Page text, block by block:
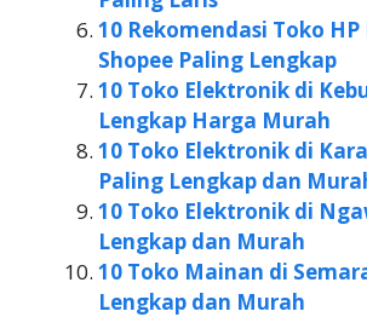
10 Rekomendasi Toko
Shopee Paling Lengkap
10 Toko Elektronik di
Lengkap Harga Murah
10 Toko Elektronik di
Paling Lengkap dan
10 Toko Elektronik di
Lengkap dan Murah
10 Toko Mainan di
Lengkap dan Murah